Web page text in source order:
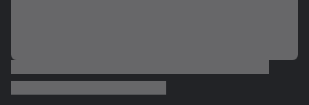
minutos sem estragar o...